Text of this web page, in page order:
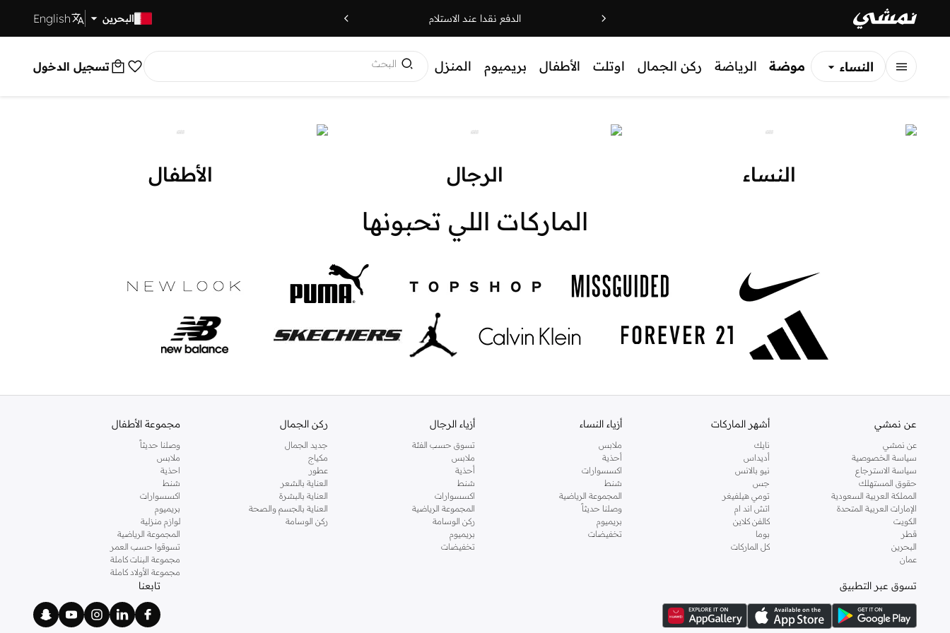
الدفع نقدا عند الاستلام البحرين English
النساء
موضة الرياضة ركن الجمال اوتلت الأطفال بريميوم المنزل البحث تسجيل الدخول
النساء الرجال الأطفال
الماركات اللي تحبونها
عن نمشي
عن نمشي
سياسة الخصوصية
سياسة الاسترجاع
حقوق المستهلك
المملكة العربية السعودية
الإمارات العربية المتحدة
الكويت
قطر
البحرين
عمان
أشهر الماركات
نايك
أديداس
نيو بالانس
جس
تومي هيلفيغر
اتش اند ام
كالفن كلاين
بوما
كل الماركات
أزياء النساء
ملابس
أحذية
اكسسوارات
شنط
المجموعة الرياضية
وصلنا حديثاً
بريميوم
تخفيضات
أزياء الرجال
تسوق حسب الفئة
ملابس
أحذية
شنط
اكسسوارات
المجموعة الرياضية
ركن الوسامة
بريميوم
تخفيضات
ركن الجمال
جديد الجمال
مكياج
عطور
العناية بالشعر
العناية بالبشرة
العناية بالجسم والصحة
ركن الوسامة
مجموعة الأطفال
وصلنا حديثاً
ملابس
احذية
شنط
اكسسوارات
بريميوم
لوازم منزلية
المجموعة الرياضية
تسوقوا حسب العمر
مجموعة البنات كاملة
مجموعة الأولاد كاملة
تسوق عبر التطبيق تابعنا